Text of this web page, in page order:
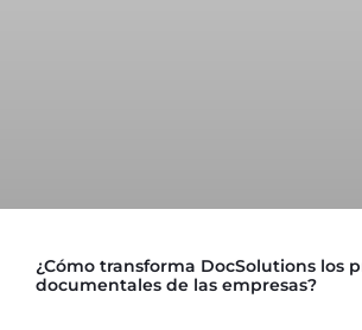
¿Cómo transforma DocSolutions los
documentales de las empresas?